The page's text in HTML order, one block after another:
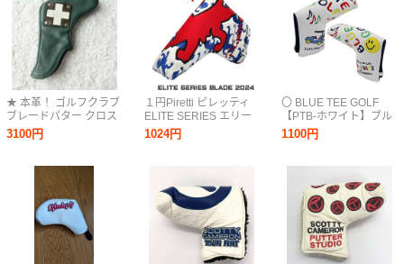
★ 本革！ ゴルフクラブ
ブレードパター クロス
ピン型 パターカバー！
3100円
１円Piretti ピレッティ
ELITE SERIES エリー
トシリーズ パターカバ
ー BLADE 2024 ピンタ
1024円
〇 BLUE TEE GOLF
【PTB-ホワイト】ブル
ーティーゴルフ【スマ
イル＆カート】ブレー
1100円